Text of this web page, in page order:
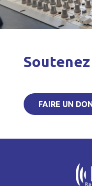
Soutenez
FAIRE UN DON